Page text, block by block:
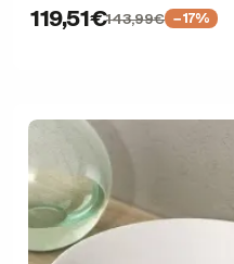
119,51€143,99€ −17%